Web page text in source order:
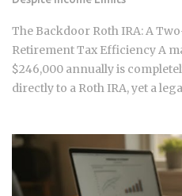
your DNA, they store the
aggregated versions of that
and biotech researchers. The
sequencing company and the
The Backdoor Roth IRA: A
Retirement Tax Efficiency A
$246,000 annually is
directly to a Roth IRA, yet a
code that makes this possible
never see coming, and
strategy into a bill they have